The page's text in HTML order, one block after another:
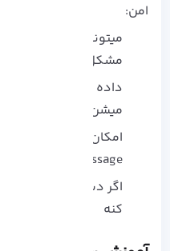
امن:
میتونی اپلیکیشن‌
مشکل دانلود کنی
میشن
iMessage رو داری
کنه